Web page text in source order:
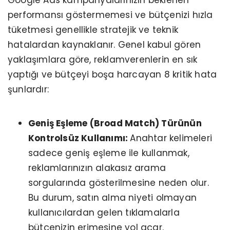
performansı göstermemesi ve bütçenizi hızla
tüketmesi genellikle stratejik ve teknik
hatalardan kaynaklanır. Genel kabul gören
yaklaşımlara göre, reklamverenlerin en sık
yaptığı ve bütçeyi boşa harcayan 8 kritik hata
şunlardır:
Geniş Eşleme (Broad Match) Türünün
Kontrolsüz Kullanımı:Anahtar kelimeleri
sadece geniş eşleme ile kullanmak,
reklamlarınızın alakasız arama
sorgularında gösterilmesine neden olur.
Bu durum, satın alma niyeti olmayan
kullanıcılardan gelen tıklamalarla
bütçenizin erimesine yol açar.